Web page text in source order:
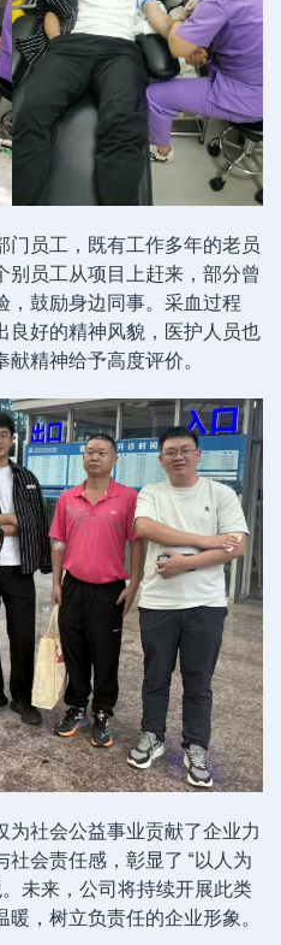
门员工，既有工作多年的老员
员工从项目上赶来，部分曾
，鼓励身边同事。采血过程
良好的精神风貌，医护人员也
精神给予高度评价。
为社会公益事业贡献了企业力
会责任感，彰显了 “以人为
未来，公司将持续开展此类
，树立负责任的企业形象。